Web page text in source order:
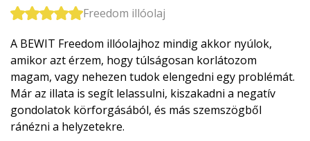
Freedom illóolaj
A BEWIT Freedom illóolajhoz mindig akkor nyúlok,
amikor azt érzem, hogy túlságosan korlátozom
magam, vagy nehezen tudok elengedni egy problémát.
Már az illata is segít lelassulni, kiszakadni a negatív
gondolatok körforgásából, és más szemszögből
ránézni a helyzetekre.